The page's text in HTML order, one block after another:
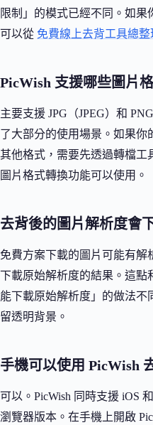
限制」的模式已經不同。如果
可以從 免費線上去背工具總整
PicWish 支援哪些圖片
主要支援 JPG（JPEG）和
了大部分的使用場景。如果你
其他格式，需要先透過轉檔工
圖片格式轉換功能可以使用。
去背後的圖片解析度會
免費方案下載的圖片可能有解
下載原始解析度的結果。這點
能下載原始解析度」的做法不
留透明背景。
手機可以使用 PicWish
可以。PicWish 同時支援 iOS
瀏覽器版本。在手機上開啟